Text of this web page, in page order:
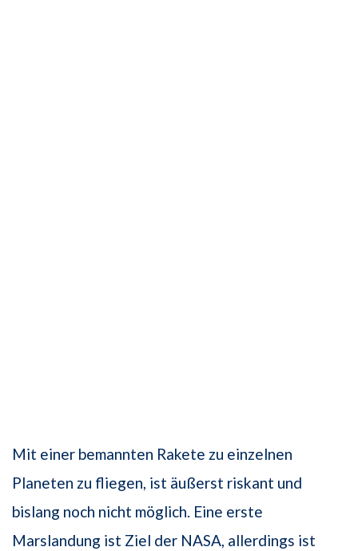
Mit einer bemannten Rakete zu einzelnen
Planeten zu fliegen, ist äußerst riskant und
bislang noch nicht möglich. Eine erste
Marslandung ist Ziel der NASA, allerdings ist